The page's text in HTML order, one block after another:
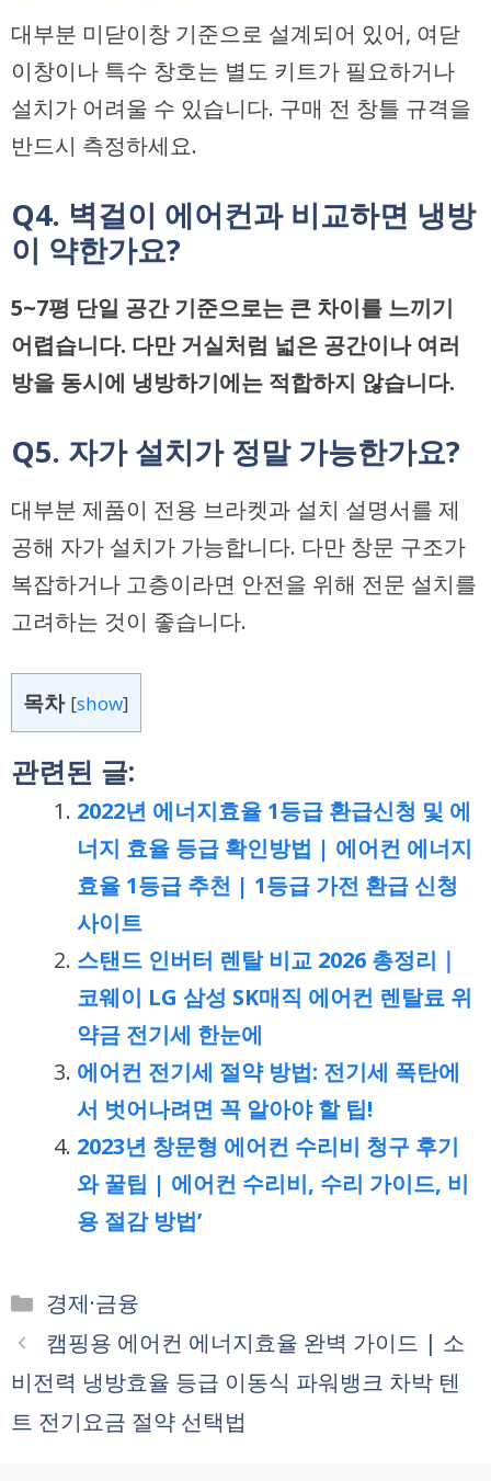
대부분 미닫이창 기준으로 설계되어 있어, 여닫
이창이나 특수 창호는 별도 키트가 필요하거나
설치가 어려울 수 있습니다. 구매 전 창틀 규격을
반드시 측정하세요.
Q4. 벽걸이 에어컨과 비교하면 냉방
이 약한가요?
5~7평 단일 공간 기준으로는 큰 차이를 느끼기
어렵습니다. 다만 거실처럼 넓은 공간이나 여러
방을 동시에 냉방하기에는 적합하지 않습니다.
Q5. 자가 설치가 정말 가능한가요?
대부분 제품이 전용 브라켓과 설치 설명서를 제
공해 자가 설치가 가능합니다. 다만 창문 구조가
복잡하거나 고층이라면 안전을 위해 전문 설치를
고려하는 것이 좋습니다.
목차 [show]
관련된 글:
2022년 에너지효율 1등급 환급신청 및 에
너지 효율 등급 확인방법 | 에어컨 에너지
효율 1등급 추천 | 1등급 가전 환급 신청
사이트
스탠드 인버터 렌탈 비교 2026 총정리｜
코웨이 LG 삼성 SK매직 에어컨 렌탈료 위
약금 전기세 한눈에
에어컨 전기세 절약 방법: 전기세 폭탄에
서 벗어나려면 꼭 알아야 할 팁!
2023년 창문형 에어컨 수리비 청구 후기
와 꿀팁 | 에어컨 수리비, 수리 가이드, 비
용 절감 방법’
카
테
리
경제·금융
캠핑용 에어컨 에너지효율 완벽 가이드 | 소
비전력 냉방효율 등급 이동식 파워뱅크 차박 텐
트 전기요금 절약 선택법